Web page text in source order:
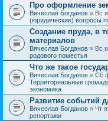
Про оформление
Вячеслав Богданов » Вс
(юридические) вопросы
Создание пруда, в
материалов
Вячеслав Богданов » Вс
родового поместья
Что же такое
Вячеслав Богданов » Сб
Территориальные
экономика
Развитие событий
Вячеслав Богданов » Чт
репортажи